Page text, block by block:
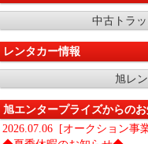
中古トラ
レンタカー情報
旭レ
旭エンタープライズからの
2026.07.06 [オークション事